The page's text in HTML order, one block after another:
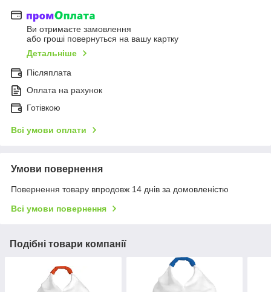
Ви отримаєте замовлення
або гроші повернуться на вашу картку
Детальніше
Післяплата
Оплата на рахунок
Готівкою
Всі умови оплати
Умови повернення
Повернення товару впродовж 14 днів за домовленістю
Всі умови повернення
Подібні товари компанії